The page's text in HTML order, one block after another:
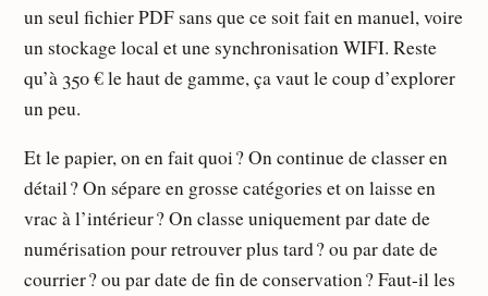
un seul fichier PDF sans que ce soit fait en manuel, voire
un stockage local et une synchronisation WIFI. Reste
qu’à 350 € le haut de gamme, ça vaut le coup d’explorer
un peu.
Et le papier, on en fait quoi ? On continue de classer en
détail ? On sépare en grosse catégories et on laisse en
vrac à l’intérieur ? On classe uniquement par date de
numérisation pour retrouver plus tard ? ou par date de
courrier ? ou par date de fin de conservation ? Faut-il les